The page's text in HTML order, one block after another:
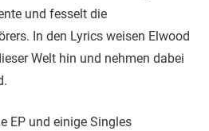
und fesselt die
In den Lyrics weisen Elwood
Welt hin und nehmen dabei
EP und einige Singles